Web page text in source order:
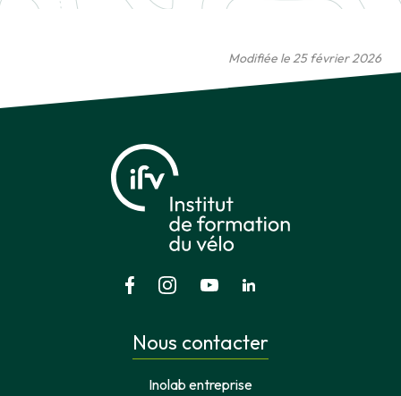
Modifiée le 25 février 2026
Nous contacter
Inolab entreprise